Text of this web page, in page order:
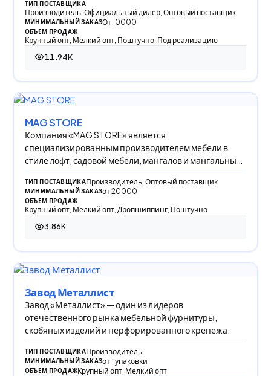
ТИП ПОСТАВЩИКА
Производитель, Официальный дилер, Оптовый поставщик
МИНИМАЛЬНЫЙ ЗАКАЗОт 10000
ОБЪЕМ ПРОДАЖ
Крупный опт, Мелкий опт, Поштучно, Под реализацию
11.94K
11 944 просмотра
MAG STORE
Компания «MAG STORE» является
специализированным производителем мебели в
стиле лофт, садовой мебели, мангалов и мангальных
комплексов.
ТИП ПОСТАВЩИКАПроизводитель, Оптовый поставщик
МИНИМАЛЬНЫЙ ЗАКАЗот 20000
ОБЪЕМ ПРОДАЖ
Крупный опт, Мелкий опт, Дропшиппинг, Поштучно
3.86K
3 855 просмотров
Завод Металлист
Завод «Металлист» — один из лидеров
отечественного рынка мебельной фурнитуры,
скобяных изделий и перфорированного крепежа.
ТИП ПОСТАВЩИКАПроизводитель
МИНИМАЛЬНЫЙ ЗАКАЗот 1 упаковки
ОБЪЕМ ПРОДАЖКрупный опт, Мелкий опт